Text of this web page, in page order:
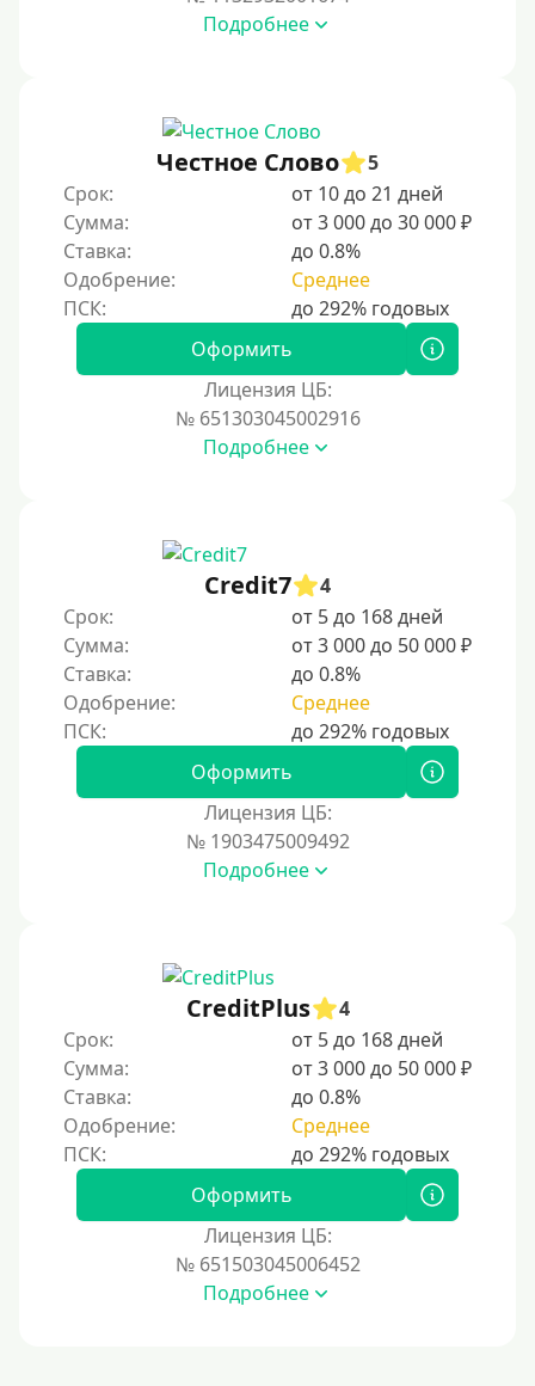
Подробнее
Честное Слово
5
Срок:
от 10 до 21 дней
Сумма:
от 3 000 до 30 000 ₽
Ставка:
до 0.8%
Одобрение:
Среднее
Оформить
Лицензия ЦБ:
№ 651303045002916
Подробнее
Credit7
4
Срок:
от 5 до 168 дней
Сумма:
от 3 000 до 50 000 ₽
Ставка:
до 0.8%
Одобрение:
Среднее
Оформить
Лицензия ЦБ:
№ 1903475009492
Подробнее
CreditPlus
4
Срок:
от 5 до 168 дней
Сумма:
от 3 000 до 50 000 ₽
Ставка:
до 0.8%
Одобрение:
Среднее
Оформить
Лицензия ЦБ:
№ 651503045006452
Подробнее